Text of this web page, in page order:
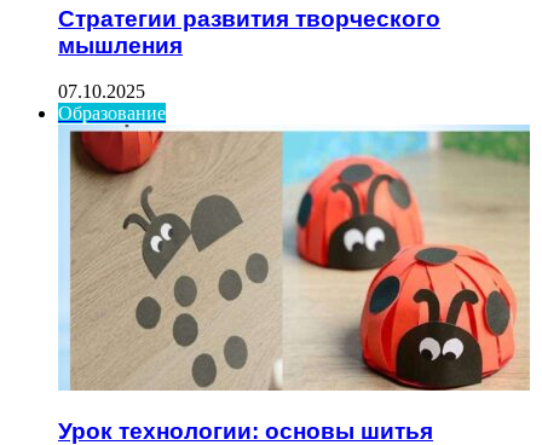
Стратегии развития творческого
мышления
07.10.2025
Образование
Урок технологии: основы шитья